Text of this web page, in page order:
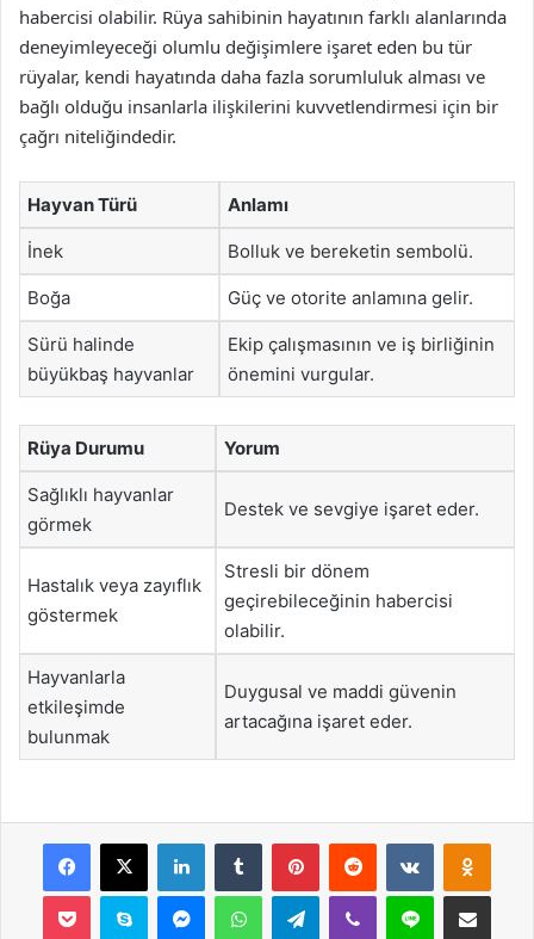
habercisi olabilir. Rüya sahibinin hayatının farklı alanlarında
deneyimleyeceği olumlu değişimlere işaret eden bu tür
rüyalar, kendi hayatında daha fazla sorumluluk alması ve
bağlı olduğu insanlarla ilişkilerini kuvvetlendirmesi için bir
çağrı niteliğindedir.
Hayvan Türü Anlamı
İnek Bolluk ve bereketin sembolü.
Boğa Güç ve otorite anlamına gelir.
Sürü halinde
büyükbaş hayvanlar
Ekip çalışmasının ve iş birliğinin
önemini vurgular.
Rüya Durumu Yorum
Sağlıklı hayvanlar
görmek
Destek ve sevgiye işaret eder.
Hastalık veya zayıflık
göstermek
Stresli bir dönem
geçirebileceğinin habercisi
olabilir.
Hayvanlarla
etkileşimde
bulunmak
Duygusal ve maddi güvenin
artacağına işaret eder.
Facebook
X LinkedInTumblr PinterestReddit VKontakte
Pocket Skype MessengerWhatsAppTelegramViber Line E-Posta ile